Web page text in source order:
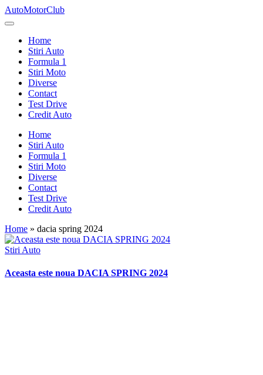
Skip
to
AutoMotorClub
Totul
masini
pasionatii
masini
Home
Stiri Auto
Formula 1
Stiri Moto
Diverse
Contact
Test Drive
Credit Auto
Home
Stiri Auto
Formula 1
Stiri Moto
Diverse
Contact
Test Drive
Credit Auto
Home » dacia spring 2024
Posted
Stiri Auto
Aceasta este noua DACIA SPRING 2024